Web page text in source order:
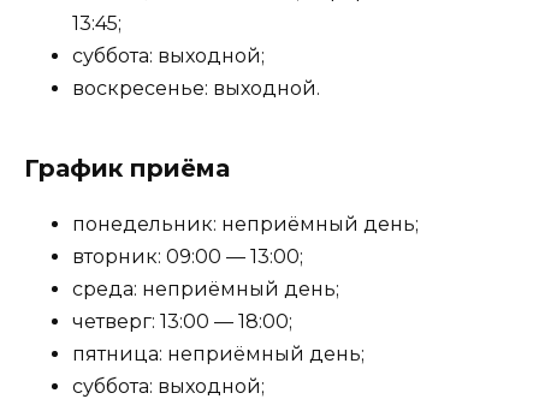
13:45;
суббота: выходной;
воскресенье: выходной.
График приёма
понедельник: неприёмный день;
вторник: 09:00 — 13:00;
среда: неприёмный день;
четверг: 13:00 — 18:00;
пятница: неприёмный день;
суббота: выходной;